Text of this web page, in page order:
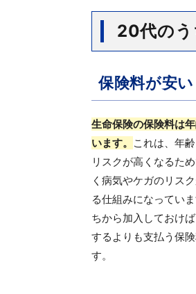
20代のう
保険料が安い
生命保険の保険料は
います。 これは、年
リスクが高くなるた
く病気やケガのリス
る仕組みになってい
ちから加入しておけ
するよりも支払う保
す。